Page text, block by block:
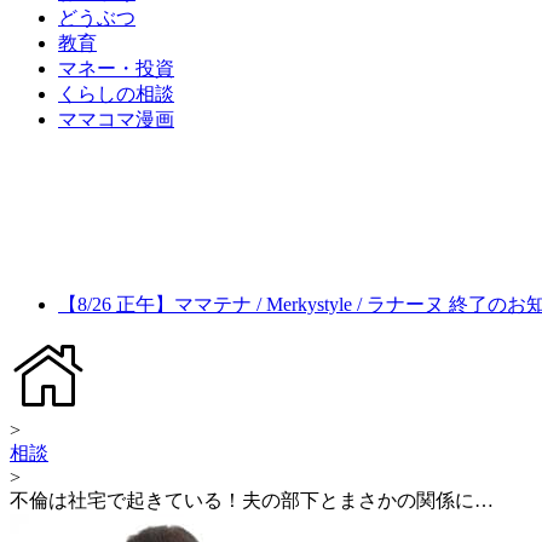
どうぶつ
教育
マネー・投資
くらしの相談
ママコマ漫画
【8/26 正午】ママテナ / Merkystyle / ラナーヌ 終了のお
>
相談
>
不倫は社宅で起きている！夫の部下とまさかの関係に…